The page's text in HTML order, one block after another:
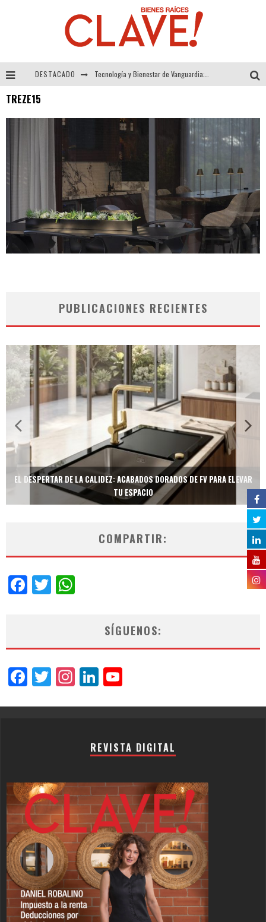
DESTACADO
Alexandra Bedoya – La Constancia detrás de La Paletería
El Despertar de la Calidez: Acabados Dorados de FV para Elevar tu Espacio
TREZE15
PUBLICACIONES RECIENTES
EL DESPERTAR DE LA CALIDEZ: ACABADOS DORADOS DE FV PARA ELEVAR
TU ESPACIO
COMPARTIR:
Facebook
Twitter
SÍGUENOS:
Facebook
Twitter
Instagram
LinkedIn
REVISTA DIGITAL